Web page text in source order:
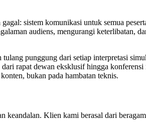
sistem komunikasi untuk semua
audiens, mengurangi keterlibatan,
punggung dari setiap interpretasi
rapat dewan eksklusif hingga
bukan pada hambatan teknis.
keandalan. Klien kami berasal dari